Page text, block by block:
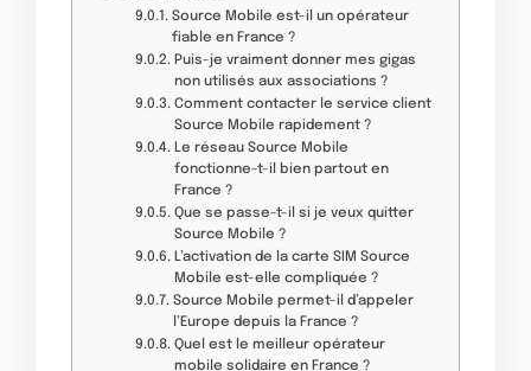
Source Mobile est-il un opérateur
fiable en France ?
Puis-je vraiment donner mes gigas
non utilisés aux associations ?
Comment contacter le service client
Source Mobile rapidement ?
Le réseau Source Mobile
fonctionne-t-il bien partout en
France ?
Que se passe-t-il si je veux quitter
Source Mobile ?
L’activation de la carte SIM Source
Mobile est-elle compliquée ?
Source Mobile permet-il d’appeler
l’Europe depuis la France ?
Quel est le meilleur opérateur
mobile solidaire en France ?